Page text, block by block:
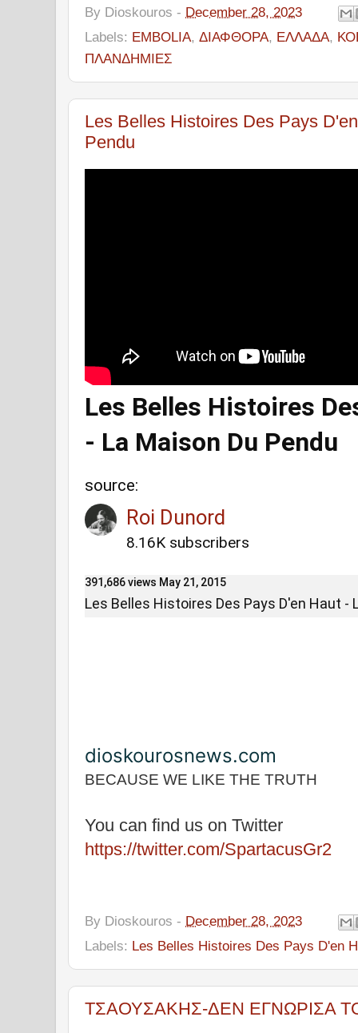
By Dioskouros - December 28, 2023
Labels: EMBOLIA, ΔΙΑΦΘΟΡΑ, ΕΛΛΑΔΑ,
ΠΛΑΝΔΗΜΙΕΣ
Les Belles Histoires Des Pays
Pendu
Les Belles Histoires
- La Maison Du Pendu
source:
Roi Dunord
8.16K subscribers
391,686 views May 21, 2015
Les Belles Histoires Des Pays D'en Haut -
dioskourosnews.com
BECAUSE WE LIKE THE TRUTH
You can find us on Twitter
https://twitter.com/SpartacusGr2
By Dioskouros - December 28, 2023
Labels: Les Belles Histoires Des Pays D'en
ΤΣΑΟΥΣΑΚΗΣ-ΔΕΝ ΕΓΝΩΡΙΣΑ